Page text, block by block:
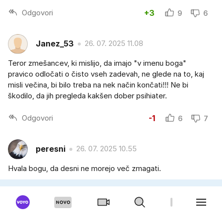
Odgovori +3 9 6
Janez_53 26. 07. 2025 11.08
Teror zmešancev, ki mislijo, da imajo "v imenu boga"
pravico odločati o čisto vseh zadevah, ne glede na to, kaj
misli večina, bi bilo treba na nek način končati!!! Ne bi
škodilo, da jih pregleda kakšen dober psihiater.
Odgovori -1 6 7
peresni 26. 07. 2025 10.55
Hvala bogu, da desni ne morejo več zmagati.